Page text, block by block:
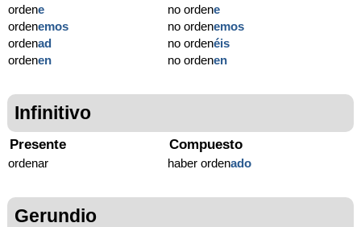
ordene
ordenemos
ordenad
ordenen
no ordene
no ordenemos
no ordenéis
no ordenen
Infinitivo
Presente
ordenar
Compuesto
haber ordenado
Gerundio